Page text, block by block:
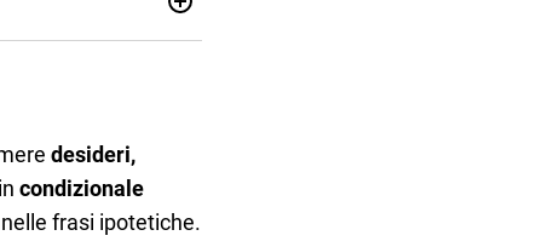
Honda CBF500. Non ho
desideri,
condizionale
frasi ipotetiche.